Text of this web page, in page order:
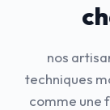
nos
techniques
comme une